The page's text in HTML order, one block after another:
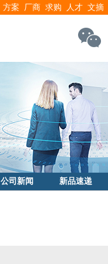
方案 厂商 求购 人才 文摘
公司新闻 新品速递